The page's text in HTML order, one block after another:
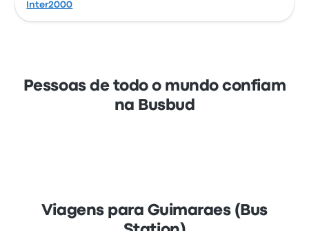
Inter2000
Pessoas de todo o mundo confiam
na Busbud
Viagens para Guimaraes (Bus